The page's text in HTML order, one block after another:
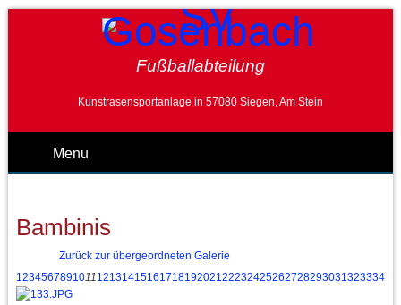
Fußballabteilung
Kunstrasensportanlage in 57080 Siegen, Am Stein
Menu
Bambinis
Zurück zur übergeordneten Galerie
1 234567891011 12131415161718192021 22232425262728293031 32333435